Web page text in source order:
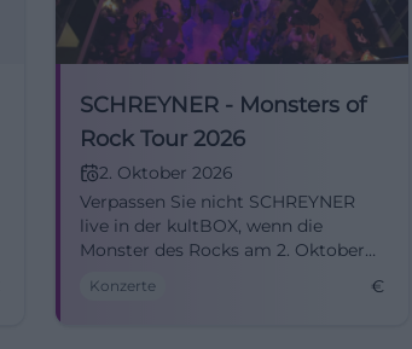
SCHREYNER - Monsters of
Rock Tour 2026
2. Oktober 2026
Verpassen Sie nicht SCHREYNER
live in der kultBOX, wenn die
Monster des Rocks am 2. Oktober
Konzerte €